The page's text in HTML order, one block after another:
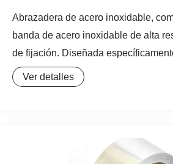
Abrazadera de acero inoxidable,
banda de acero inoxidable de alta
de fijación. Diseñada
segura cajas de conexiones y otros
tuberías, ofrece una instalación
Ver detalles